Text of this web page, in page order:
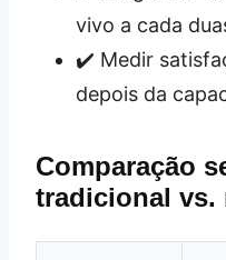
vivo a cada
✔️ Medir
depois da
Comparação
tradicional vs.